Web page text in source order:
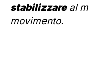
stabilizzareal
movimento.